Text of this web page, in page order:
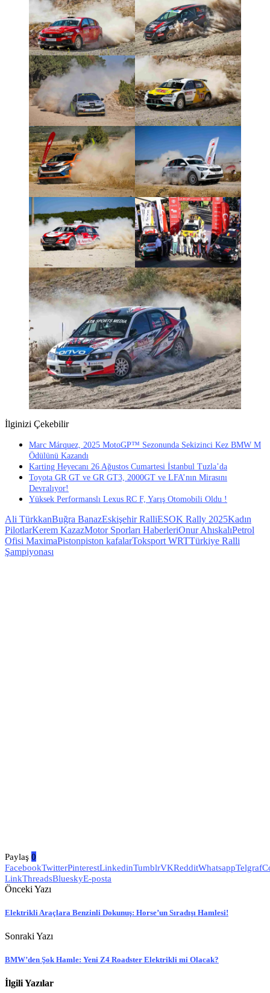
İlginizi Çekebilir
Marc Márquez, 2025 MotoGP™ Sezonunda Sekizinci Kez BMW M
Ödülünü Kazandı
Karting Heyecanı 26 Ağustos Cumartesi İstanbul Tuzla’da
Toyota GR GT ve GR GT3, 2000GT ve LFA’nın Mirasını
Devralıyor!
Yüksek Performanslı Lexus RC F, Yarış Otomobili Oldu !
Ali TürkkanBuğra BanazEskişehir RalliESOK Rally 2025Kadın
PilotlarKerem KazazMotor Sporları HaberleriOnur AhıskalıPetrol
Ofisi MaximaPistonpiston kafalarToksport WRTTürkiye Ralli
Şampiyonası
Paylaş 0
FacebookTwitterPinterestLinkedinTumblrVKRedditWhatsappTelgraf
LinkThreadsBlueskyE-posta
Önceki Yazı
Elektrikli Araçlara Benzinli Dokunuş: Horse’un Sıradışı Hamlesi!
Sonraki Yazı
BMW’den Şok Hamle: Yeni Z4 Roadster Elektrikli mi Olacak?
İlgili Yazılar